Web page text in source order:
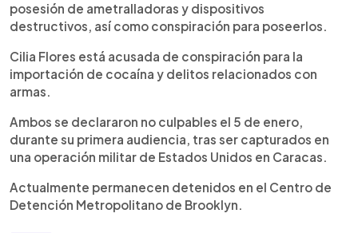
posesión de ametralladoras y dispositivos
destructivos, así como conspiración para poseerlos.
Cilia Flores está acusada de conspiración para la
importación de cocaína y delitos relacionados con
armas.
Ambos se declararon no culpables el 5 de enero,
durante su primera audiencia, tras ser capturados en
una operación militar de Estados Unidos en Caracas.
Actualmente permanecen detenidos en el Centro de
Detención Metropolitano de Brooklyn.